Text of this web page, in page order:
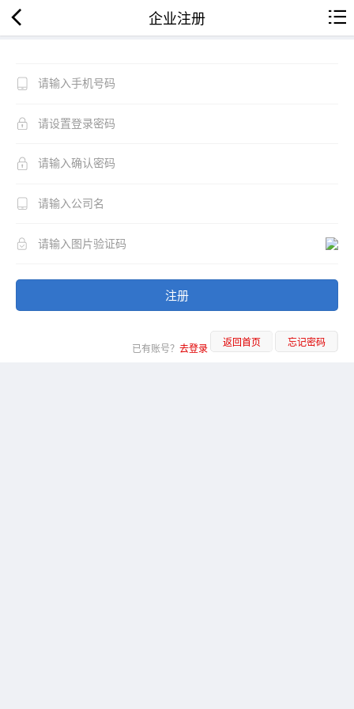
企业注册
注册
已有账号？ 去登录 返回首页 忘记密码